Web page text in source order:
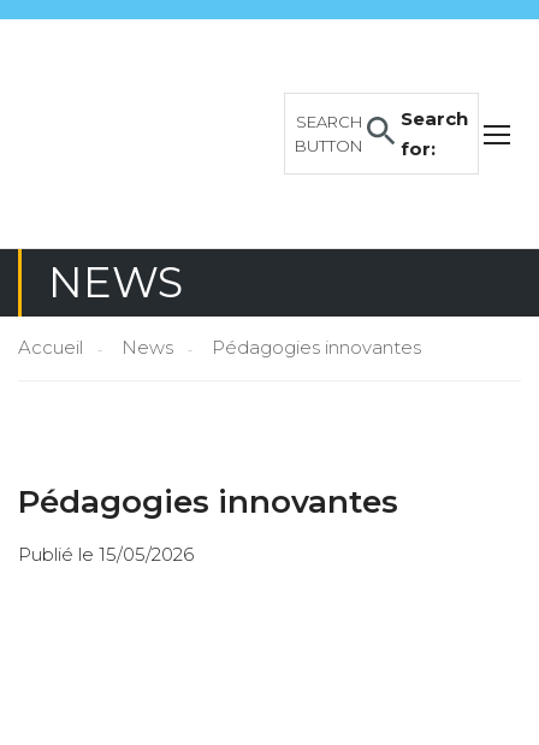
Search
for:
SEARCH
BUTTON
NEWS
Accueil News Pédagogies innovantes
Pédagogies innovantes
Publié le 15/05/2026